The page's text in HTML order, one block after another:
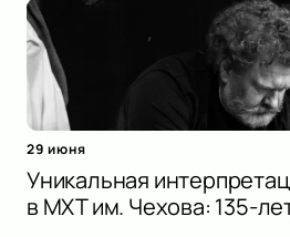
29 июня
Уникальная
в МХТ им. Чехова: 135-